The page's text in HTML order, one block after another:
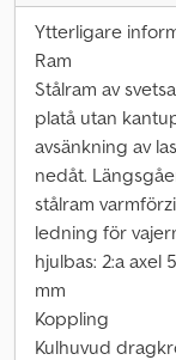
Ytterligare
Ram
Stålram av
platå utan
avsänkning av
nedåt.
stålram
ledning för
hjulbas: 2:a axel
mm
Koppling
Kulhuvud